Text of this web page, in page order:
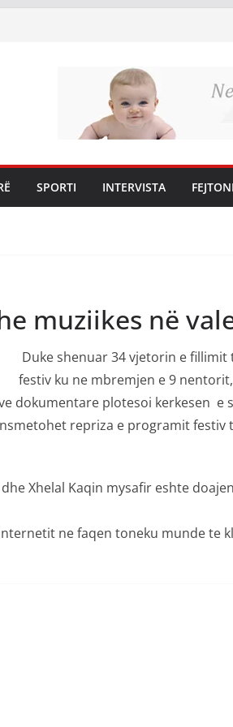
SPORTI INTERVISTA
muziikes në
Duke shenuar 34 vjetorin e
festiv ku ne mbremjen e 9
dokumentare plotesoi kerkesen e
repriza e programit
Xhelal Kaqin mysafir eshte
ne faqen toneku munde te